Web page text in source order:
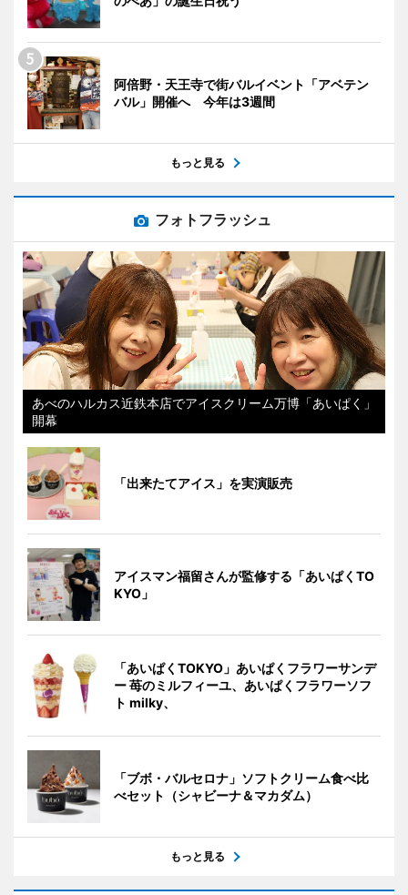
阿倍野・天王寺で街バルイベント「アベテン
バル」開催へ 今年は3週間
もっと見る
フォトフラッシュ
あべのハルカス近鉄本店でアイスクリーム万博「あいぱく」
開幕
「出来たてアイス」を実演販売
アイスマン福留さんが監修する「あいぱくTO
KYO」
「あいぱくTOKYO」あいぱくフラワーサンデ
ー 苺のミルフィーユ、あいぱくフラワーソフ
ト milky、
「ブボ・バルセロナ」ソフトクリーム食べ比
べセット（シャビーナ＆マカダム）
もっと見る